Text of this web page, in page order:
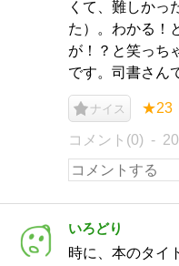
くて、難しかっ
た）。わかる！
が！？と笑っち
です。司書さん
ナイス ★23
コメント(0)
いろどり
時に、本のタイ